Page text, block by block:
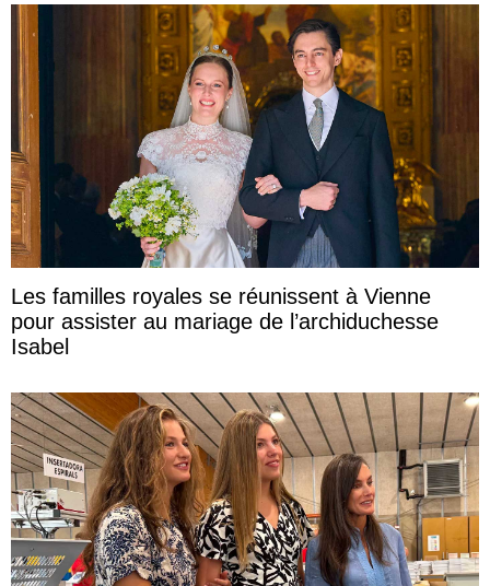
Les familles royales se réunissent à Vienne
pour assister au mariage de l’archiduchesse
Isabel